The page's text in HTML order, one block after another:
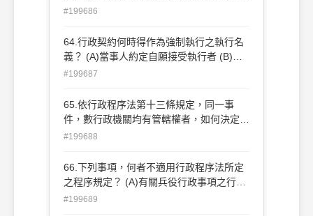
機關申請更正之 (C)該處分無效 (D)處分機
#199686
64.行政契約何時得作為強制執行之執行名
義？ (A)當事人約定自願接受執行者 (B)經
#199687
65.依行政程序法第十三條規定，同一事
件，數行政機關均有管轄權者，如何決定管
轄？ (A)由上級機關管轄 (B)由較近之轄區
數行政機關共同管轄
#199688
66.下列事項，何者不適用行政程序法所定
之程序規定？ (A)有關兵役行政事項之行為
(B)有關稅捐行政事項之行為 (C)有關駕照
#199689